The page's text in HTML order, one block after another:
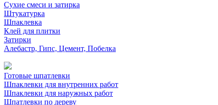
Сухие смеси и затирка
Штукатурка
Шпаклевка
Клей для плитки
Затирки
Алебастр, Гипс, Цемент, Побелка
Готовые шпатлевки
Шпаклевки для внутренних работ
Шпаклевки для наружных работ
Шпатлевки по дереву